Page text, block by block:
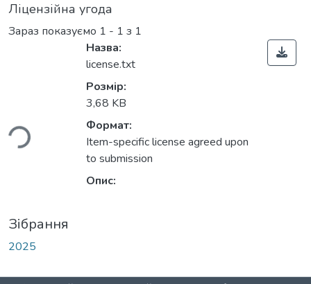
Ліцензійна угода
Зараз показуємо 1 - 1 з 1
Назва:
license.txt
Розмір:
3,68 KB
Формат:
Item-specific license agreed upon
to submission
Опис:
Зібрання
2025